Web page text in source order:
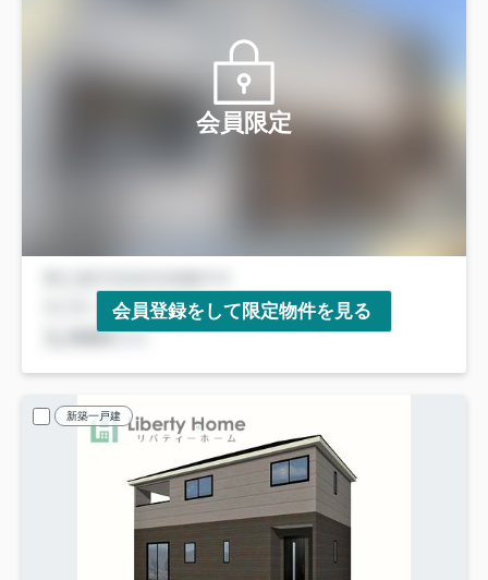
会員限定
会員登録をして限定物件を見る
新築一戸建